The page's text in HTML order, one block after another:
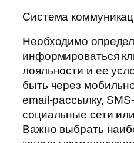
Система
Необходимо
информироваться
лояльности и ее
быть через
email-рассылку,
социальные сети
Важно выбрать